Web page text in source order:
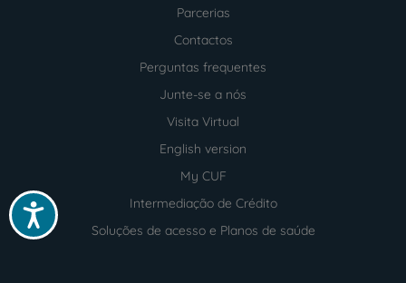
Acessibilidade
Parcerias
Contactos
Perguntas frequentes
Junte-se a nós
Visita Virtual
English version
My CUF
Intermediação de Crédito
Soluções de acesso e Planos de saúde